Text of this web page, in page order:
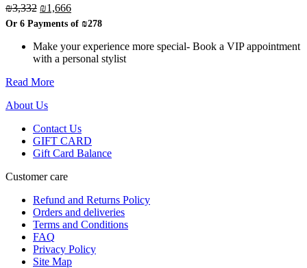
chosen
on
product
page
₪3,332 Original
price
was:
₪3,332.
₪1,666Current
price
₪1,666.
Or 6 Payments of ₪278
Make your experience more special- Book a VIP appointment
with a personal stylist
Read More
About Us
Contact Us
GIFT CARD
Gift Card Balance
Customer care
Refund and Returns Policy
Orders and deliveries
Terms and Conditions
FAQ
Privacy Policy
Site Map